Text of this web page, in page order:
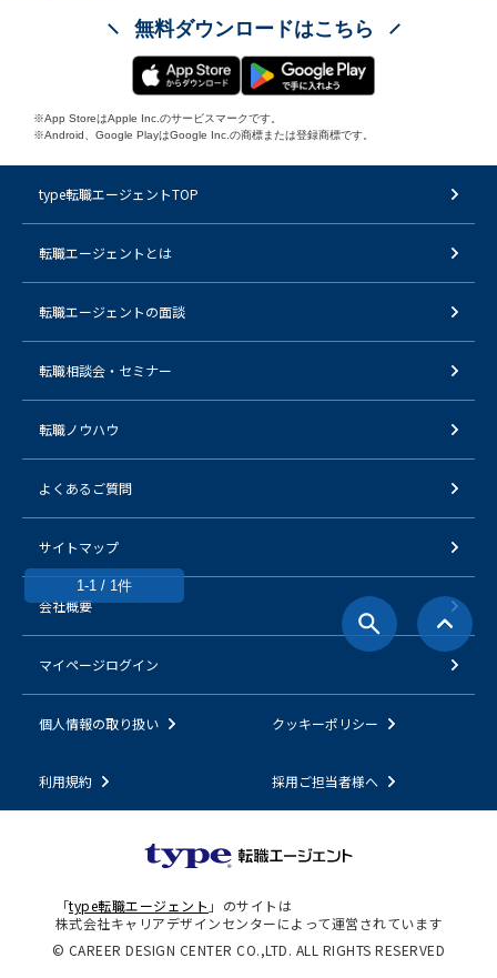
1-1 / 1件
無料ダウンロードはこちら
※App StoreはApple Inc.のサービスマークです。
※Android、Google PlayはGoogle Inc.の商標または登録商標です。
type転職エージェントTOP
転職エージェントとは
転職エージェントの面談
転職相談会・セミナー
転職ノウハウ
よくあるご質問
サイトマップ
会社概要
マイページログイン
個人情報の取り扱い クッキーポリシー
利用規約 採用ご担当者様へ
「type転職エージェント 」のサイトは
株式会社キャリアデザインセンターによって運営されています
© CAREER DESIGN CENTER CO.,LTD. ALL RIGHTS RESERVED